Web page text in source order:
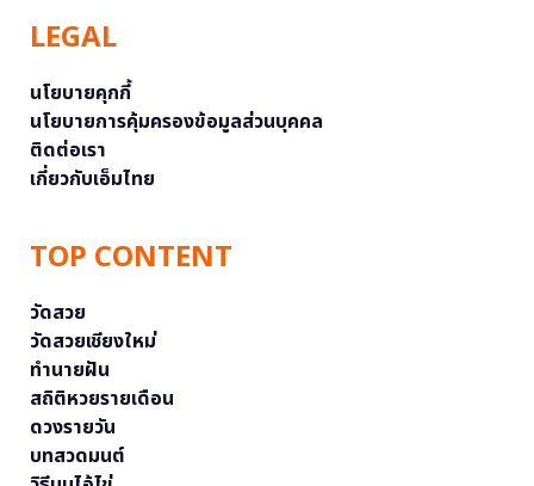
LEGAL
นโยบายคุกกี้
นโยบายการคุ้มครองข้อมูลส่วนบุคคล
ติดต่อเรา
เกี่ยวกับเอ็มไทย
TOP CONTENT
วัดสวย
วัดสวยเชียงใหม่
ทำนายฝัน
สถิติหวยรายเดือน
ดวงรายวัน
บทสวดมนต์